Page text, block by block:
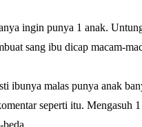
ingin punya 1 anak.
sang ibu dicap macam-
ibunya malas punya anak
seperti itu. Mengasuh
beda.